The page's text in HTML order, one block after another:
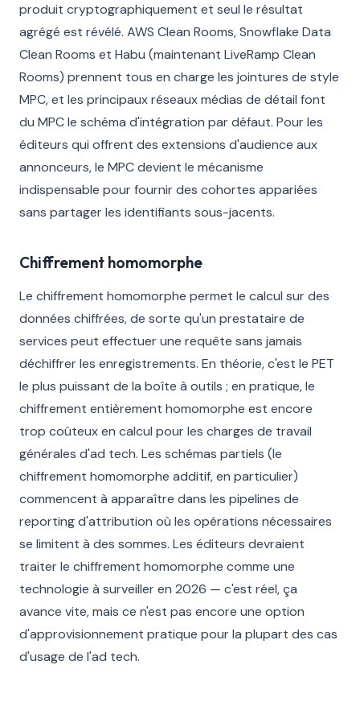
produit cryptographiquement et seul le résultat
agrégé est révélé. AWS Clean Rooms, Snowflake Data
Clean Rooms et Habu (maintenant LiveRamp Clean
Rooms) prennent tous en charge les jointures de style
MPC, et les principaux réseaux médias de détail font
du MPC le schéma d'intégration par défaut. Pour les
éditeurs qui offrent des extensions d'audience aux
annonceurs, le MPC devient le mécanisme
indispensable pour fournir des cohortes appariées
sans partager les identifiants sous-jacents.
Chiffrement homomorphe
Le chiffrement homomorphe permet le calcul sur des
données chiffrées, de sorte qu'un prestataire de
services peut effectuer une requête sans jamais
déchiffrer les enregistrements. En théorie, c'est le PET
le plus puissant de la boîte à outils ; en pratique, le
chiffrement entièrement homomorphe est encore
trop coûteux en calcul pour les charges de travail
générales d'ad tech. Les schémas partiels (le
chiffrement homomorphe additif, en particulier)
commencent à apparaître dans les pipelines de
reporting d'attribution où les opérations nécessaires
se limitent à des sommes. Les éditeurs devraient
traiter le chiffrement homomorphe comme une
technologie à surveiller en 2026 — c'est réel, ça
avance vite, mais ce n'est pas encore une option
d'approvisionnement pratique pour la plupart des cas
d'usage de l'ad tech.